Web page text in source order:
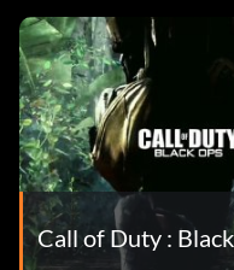
Call of Duty :